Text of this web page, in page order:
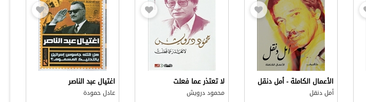
الأعمال الكاملة - أمل دنقل
أمل دنقل
لا تعتذر عما فعلت
محمود درويش
اغتيال عبد الناصر
عادل حمودة